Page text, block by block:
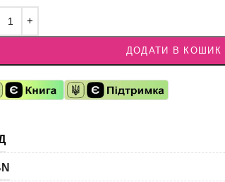
ДОДАТИ В КОШИК